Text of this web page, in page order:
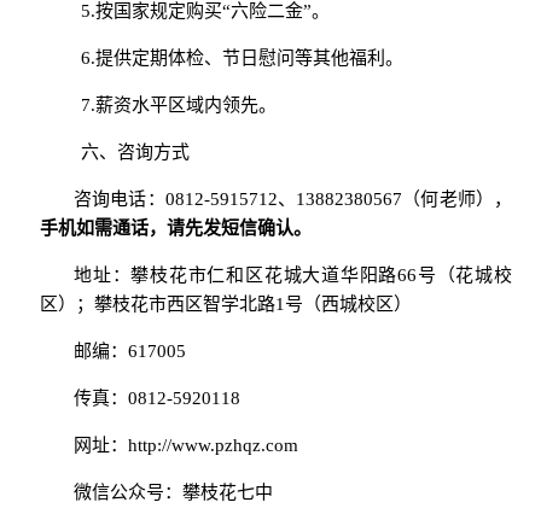
5.按国家规定购买“六险二金”。
6.提供定期体检、节日慰问等其他福利。
7.薪资水平区域内领先。
六、咨询方式
咨询电话： 0812-5915712、 13882380567 （何老师），
手机如需通话，请先发短信确认。
地址：攀枝花市仁和区花城大道华阳路66号（花城校
区）；攀枝花市西区智学北路1号（西城校区）
邮编：617005
传真：0812-5920118
网址：http://www.pzhqz.com
微信公众号：攀枝花七中